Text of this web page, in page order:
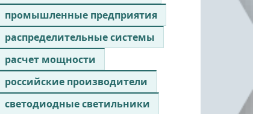
промышленные предприятия
распределительные системы
расчет мощности
российские производители
светодиодные светильники